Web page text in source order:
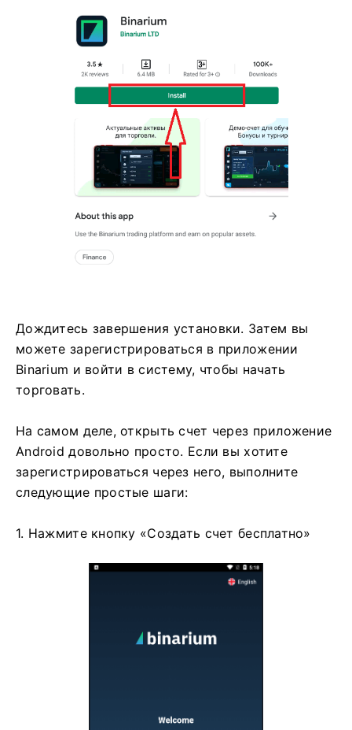
Дождитесь завершения установки. Затем вы
можете зарегистрироваться в приложении
Binarium и войти в систему, чтобы начать
торговать.
На самом деле, открыть счет через приложение
Android довольно просто. Если вы хотите
зарегистрироваться через него, выполните
следующие простые шаги:
1. Нажмите кнопку «Создать счет бесплатно»